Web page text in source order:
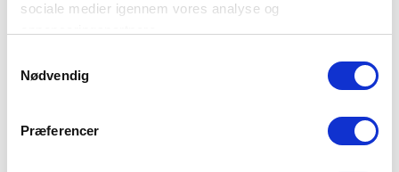
sociale medier igennem vores analyse og
Du kan læse mere om vores brug af cookies under
"Detaljer" eller ved at klikke videre til vores Cookiepolitik,
Nødvendig
Præferencer